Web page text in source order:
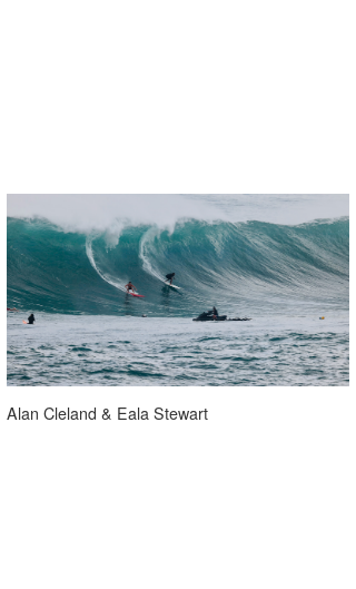
Alan Cleland & Eala Stewart